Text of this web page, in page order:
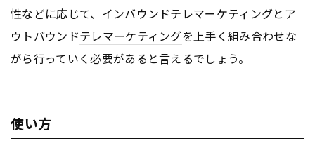
性などに応じて、 インバウンドテレマーケティングとア
ウトバウンドテレマーケティングを上手く組み合わせな
がら行っていく必要があると言えるでしょう。
使い方